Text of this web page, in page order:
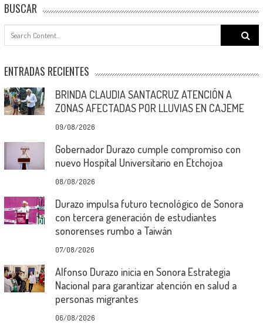
BUSCAR
Search
for:
ENTRADAS RECIENTES
BRINDA CLAUDIA SANTACRUZ ATENCIÓN A
ZONAS AFECTADAS POR LLUVIAS EN CAJEME
09/08/2026
Gobernador Durazo cumple compromiso con
nuevo Hospital Universitario en Etchojoa
08/08/2026
Durazo impulsa futuro tecnológico de Sonora
con tercera generación de estudiantes
sonorenses rumbo a Taiwán
07/08/2026
Alfonso Durazo inicia en Sonora Estrategia
Nacional para garantizar atención en salud a
personas migrantes
06/08/2026